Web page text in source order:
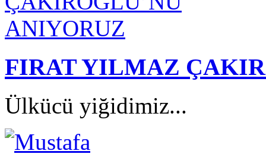
FIRAT YILMAZ
Ülkücü yiğidimiz...